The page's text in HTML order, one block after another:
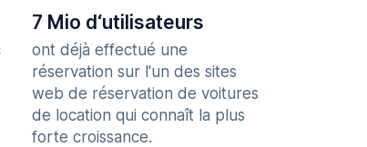
7 Mio d‘utilisateurs
ont déjà effectué une
réservation sur l'un des sites
web de réservation de voitures
de location qui connaît la plus
forte croissance.